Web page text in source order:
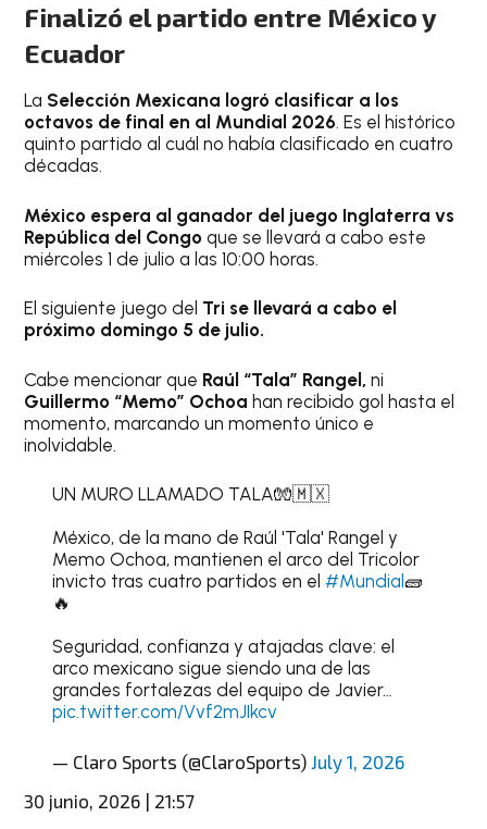
Finalizó el partido entre México y
Ecuador
La Selección Mexicana logró clasificar a los
octavos de final en al Mundial 2026. Es el histórico
quinto partido al cuál no había clasificado en cuatro
décadas.
México espera al ganador del juego Inglaterra vs
República del Congo que se llevará a cabo este
miércoles 1 de julio a las 10:00 horas.
El siguiente juego del Tri se llevará a cabo el
próximo domingo 5 de julio.
Cabe mencionar que Raúl “Tala” Rangel, ni
Guillermo “Memo” Ochoa han recibido gol hasta el
momento, marcando un momento único e
inolvidable.
UN MURO LLAMADO TALA🧤🇲🇽
México, de la mano de Raúl 'Tala' Rangel y
Memo Ochoa, mantienen el arco del Tricolor
invicto tras cuatro partidos en el #Mundial 🧱
🔥
Seguridad, confianza y atajadas clave: el
arco mexicano sigue siendo una de las
grandes fortalezas del equipo de Javier…
pic.twitter.com/Vvf2mJIkcv
— Claro Sports (@ClaroSports) July 1, 2026
30 junio, 2026 | 21:57